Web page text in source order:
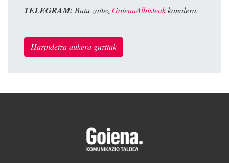
TELEGRAM: Batu zaitezGoienaAlbisteakkanalera.
Harpidetza aukera guztiak